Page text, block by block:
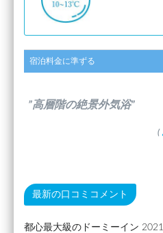
宿泊料金に準ずる
”高層階の絶景外気浴”
(
最新の口コミコメント
都心最大級のドーミーイン